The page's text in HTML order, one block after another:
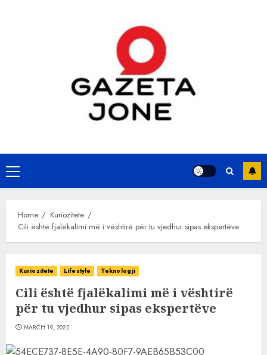
Primary
Menu
Home
Kuriozitete
Cili është fjalëkalimi më i vështirë për tu vjedhur sipas ekspertëve
Kuriozitete Lifestyle Teknologji
Cili është fjalëkalimi më i vështirë
për tu vjedhur sipas ekspertëve
MARCH 19, 2022